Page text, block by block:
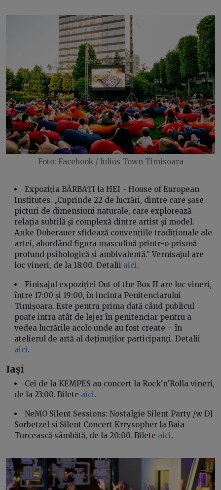
Foto: Facebook / Iulius Town Timisoara
Expoziția BĂRBAȚI la HEI - House of European
Institutes. „Cuprinde 22 de lucrări, dintre care șase
picturi de dimensiuni naturale, care explorează
relația subtilă și complexă dintre artist și model.
Anke Doberauer sfidează convențiile tradiționale ale
artei, abordând figura masculină printr-o prismă
profund psihologică și ambivalentă.” Vernisajul are
loc vineri, de la 18:00. Detalii aici.
Finisajul expoziției Out of the Box II are loc vineri,
între 17:00 și 19:00, în incinta Penitenciarului
Timișoara. Este pentru prima dată când publicul
poate intra atât de lejer în penitenciar pentru a
vedea lucrările acolo unde au fost create – în
atelierul de artă al deținuților participanți. Detalii
aici.
Iași
Cei de la KEMPES au concert la Rock'n'Rolla vineri,
de la 23:00. Bilete aici.
NeMO Silent Sessions: Nostalgie Silent Party /w DJ
Sorbetzel si Silent Concert Krrysopher la Baia
Turcească sâmbătă, de la 20:00. Bilete aici.